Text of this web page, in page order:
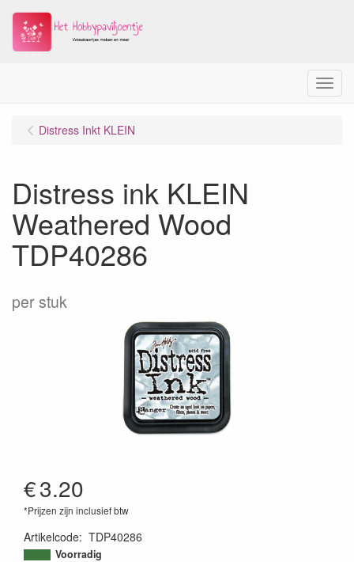
Menu
Distress Inkt KLEIN
Distress ink KLEIN
Weathered Wood
TDP40286
per stuk
€3.20
*Prijzen zijn inclusief btw
Artikelcode: TDP40286
789541040286
Voorradig